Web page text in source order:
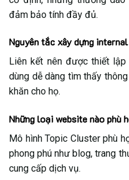
đảm bảo tính đầy đủ.
Nguyên tắc xây dựng
Liên kết nên được thiết
dùng dễ dàng tìm thấy
khăn cho họ.
Những loại website nào phù
Mô hình Topic Cluster phù
phong phú như blog, trang
cung cấp dịch vụ.